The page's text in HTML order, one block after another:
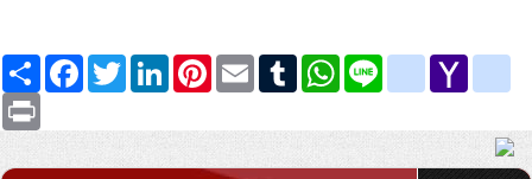
ShareFacebook TwitterLinkedInPinterest Email TumblrWhatsApp Line
google_bookmarks
Yahoo
yahoo_messenger
Print